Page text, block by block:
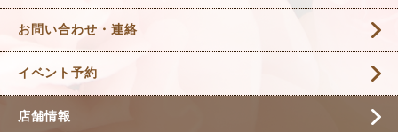
お問い合わせ・連絡
イベント予約
店舗情報